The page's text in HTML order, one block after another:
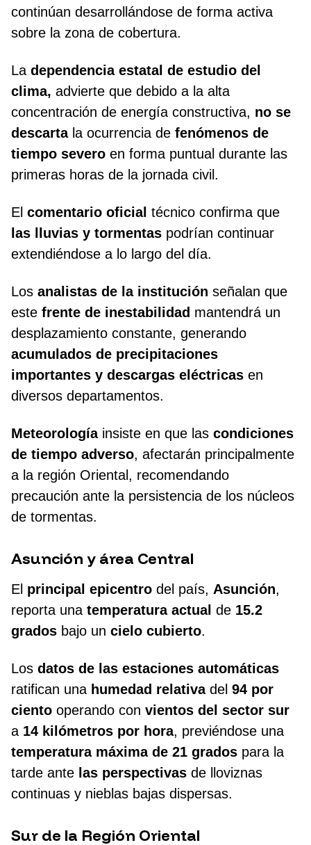
continúan desarrollándose de forma activa
sobre la zona de cobertura.
La dependencia estatal de estudio del
clima, advierte que debido a la alta
concentración de energía constructiva, no se
descartala ocurrencia de fenómenos de
tiempo severo en forma puntual durante las
primeras horas de la jornada civil.
El comentario oficial técnico confirma que
las lluvias y tormentas podrían continuar
extendiéndose a lo largo del día.
Los analistas de la institución señalan que
este frente de inestabilidad mantendrá un
desplazamiento constante, generando
acumulados de precipitaciones
importantes y descargas eléctricas en
diversos departamentos.
Meteorología insiste en que las condiciones
de tiempo adverso, afectarán principalmente
a la región Oriental, recomendando
precaución ante la persistencia de los núcleos
de tormentas.
Asunción y área Central
El principal epicentro del país, Asunción,
reporta una temperatura actual de 15.2
grados bajo un cielo cubierto.
Los datos de las estaciones automáticas
ratifican una humedad relativadel 94 por
ciento operando con vientos del sector sur
a 14 kilómetros por hora, previéndose una
temperatura máxima de 21 grados para la
tarde ante las perspectivas de lloviznas
continuas y nieblas bajas dispersas.
Sur de la Región Oriental